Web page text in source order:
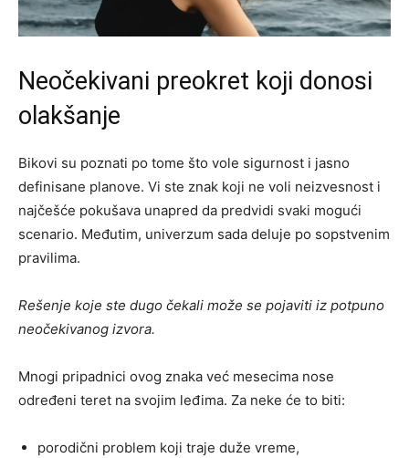
Neočekivani preokret koji donosi
olakšanje
Bikovi su poznati po tome što vole sigurnost i jasno
definisane planove. Vi ste znak koji ne voli neizvesnost i
najčešće pokušava unapred da predvidi svaki mogući
scenario. Međutim, univerzum sada deluje po sopstvenim
pravilima.
Rešenje koje ste dugo čekali može se pojaviti iz potpuno
neočekivanog izvora.
Mnogi pripadnici ovog znaka već mesecima nose
određeni teret na svojim leđima. Za neke će to biti:
porodični problem koji traje duže vreme,